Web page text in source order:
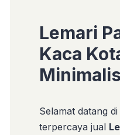
Lemari
Kaca
Minimalis
Selamat datang di
terpercaya jual